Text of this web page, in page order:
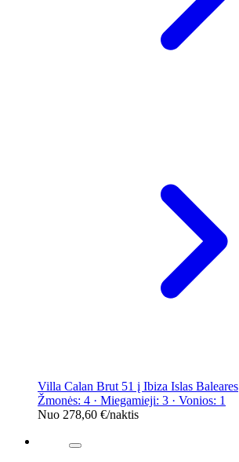
Villa Calan Brut 51 į Ibiza Islas Baleares
Žmonės: 4 · Miegamieji: 3 · Vonios: 1
Nuo 278,60 €/naktis